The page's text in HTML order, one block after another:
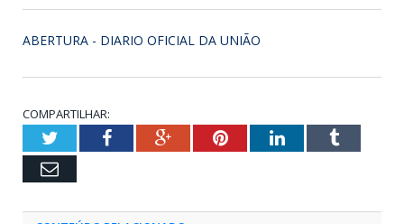
ABERTURA - DIARIO OFICIAL DA UNIÃO
COMPARTILHAR:
TwitterFacebookGoogle+PinterestLinkedInTumblr
Email